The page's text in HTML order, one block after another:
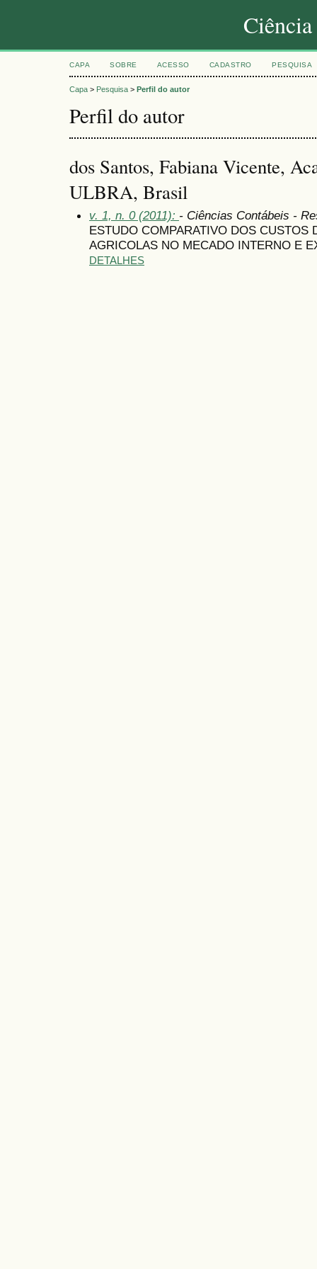
CAPA SOBRE ACESSO CADASTRO PESQUISA
Capa > Pesquisa > Perfil do autor
Perfil do autor
dos Santos, Fabiana Vicente,
ULBRA, Brasil
v. 1, n. 0 (2011): - Ciências Contábeis -
ESTUDO COMPARATIVO DOS CUSTOS
AGRICOLAS NO MECADO INTERNO E
DETALHES